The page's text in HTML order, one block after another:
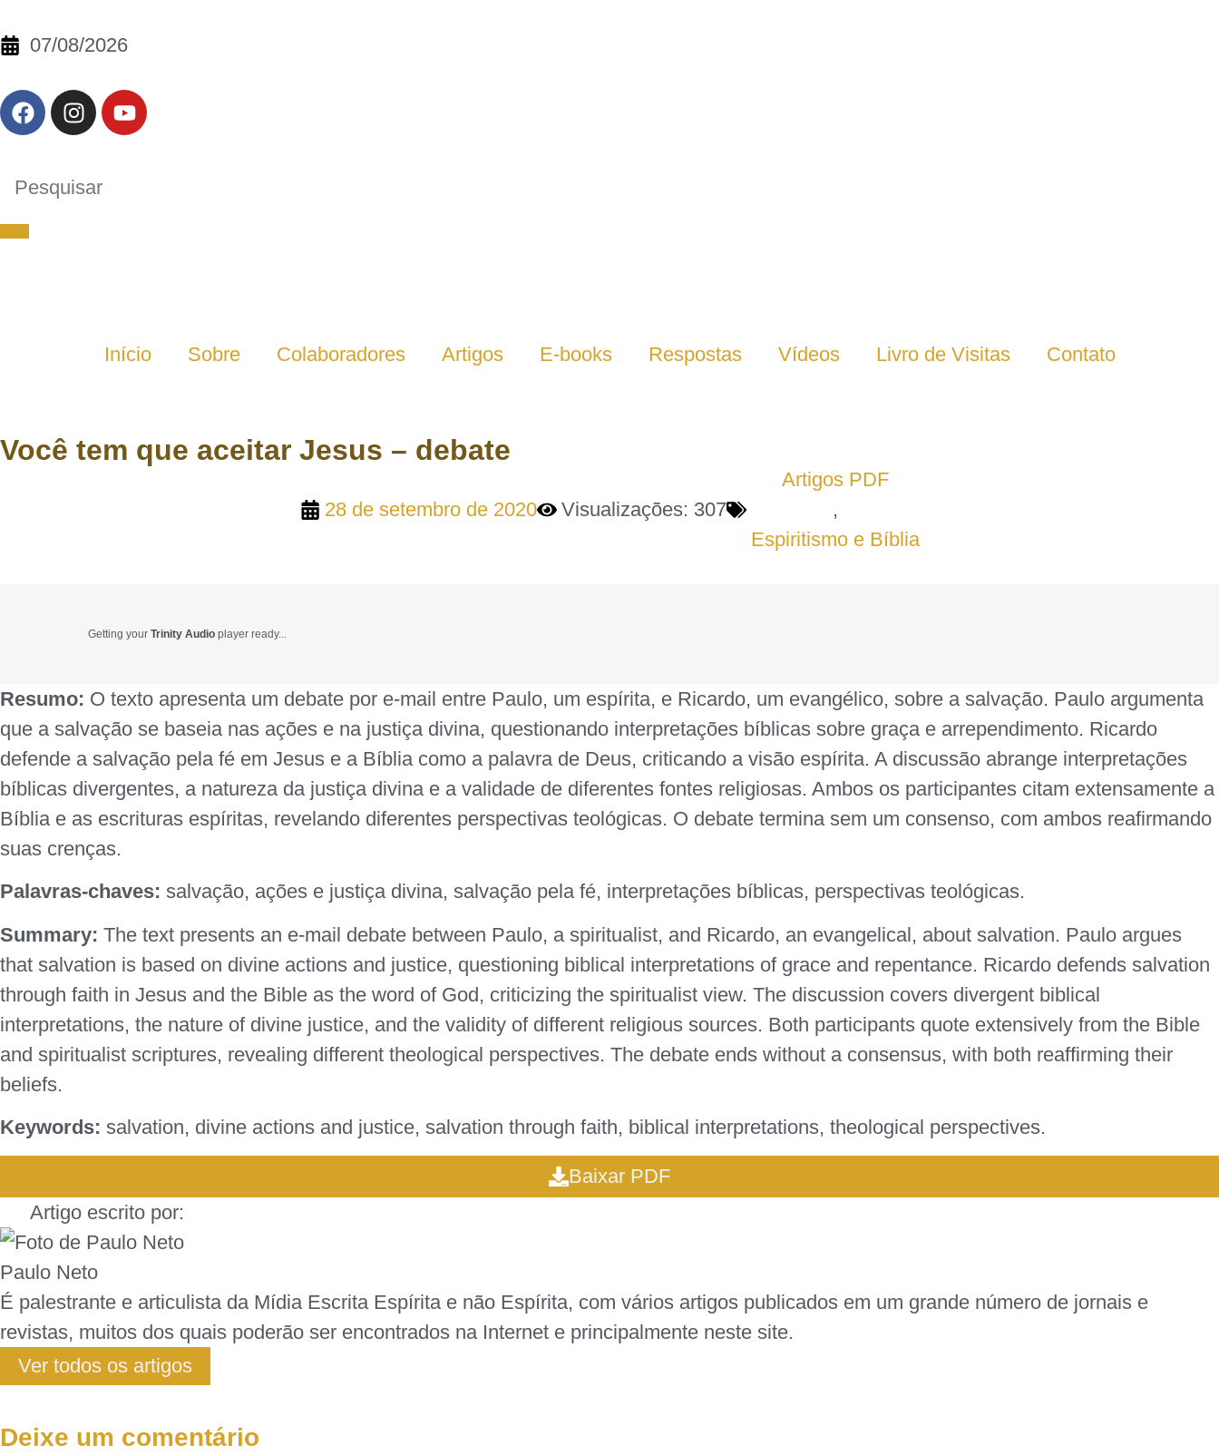
07/08/2026
Início Sobre Colaboradores Artigos E-books Respostas Vídeos Livro de Visitas Contato
Você tem que aceitar Jesus – debate
28 de setembro de 2020 Visualizações: 307
Artigos PDF
,
Espiritismo e Bíblia
Getting your Trinity Audio player ready...
Resumo: O texto apresenta um debate por e-mail entre Paulo, um espírita, e Ricardo, um evangélico, sobre a salvação. Paulo argumenta
que a salvação se baseia nas ações e na justiça divina, questionando interpretações bíblicas sobre graça e arrependimento. Ricardo
defende a salvação pela fé em Jesus e a Bíblia como a palavra de Deus, criticando a visão espírita. A discussão abrange interpretações
bíblicas divergentes, a natureza da justiça divina e a validade de diferentes fontes religiosas. Ambos os participantes citam extensamente a
Bíblia e as escrituras espíritas, revelando diferentes perspectivas teológicas. O debate termina sem um consenso, com ambos reafirmando
suas crenças.
Palavras-chaves: salvação, ações e justiça divina, salvação pela fé, interpretações bíblicas, perspectivas teológicas.
Summary: The text presents an e-mail debate between Paulo, a spiritualist, and Ricardo, an evangelical, about salvation. Paulo argues
that salvation is based on divine actions and justice, questioning biblical interpretations of grace and repentance. Ricardo defends salvation
through faith in Jesus and the Bible as the word of God, criticizing the spiritualist view. The discussion covers divergent biblical
interpretations, the nature of divine justice, and the validity of different religious sources. Both participants quote extensively from the Bible
and spiritualist scriptures, revealing different theological perspectives. The debate ends without a consensus, with both reaffirming their
beliefs.
Keywords: salvation, divine actions and justice, salvation through faith, biblical interpretations, theological perspectives.
Baixar PDF
Artigo escrito por:
Paulo Neto
É palestrante e articulista da Mídia Escrita Espírita e não Espírita, com vários artigos publicados em um grande número de jornais e
revistas, muitos dos quais poderão ser encontrados na Internet e principalmente neste site.
Ver todos os artigos
Deixe um comentário